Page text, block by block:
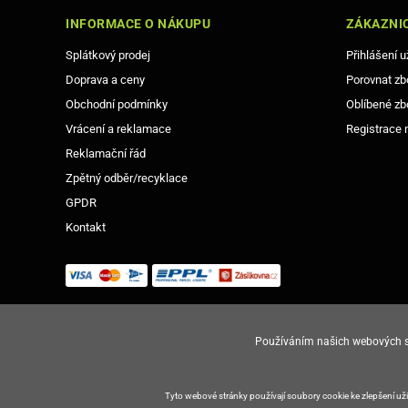
INFORMACE O NÁKUPU
Splátkový prodej
Doprava a ceny
Obchodní podmínky
Vrácení a reklamace
Reklamační řád
Zpětný odběr/recyklace
GPDR
Kontakt
Přihlášení
Porovnat
Oblíbené
Registrace
Používáním našich
Tyto webové stránky používají soubory cookie ke zlepšení